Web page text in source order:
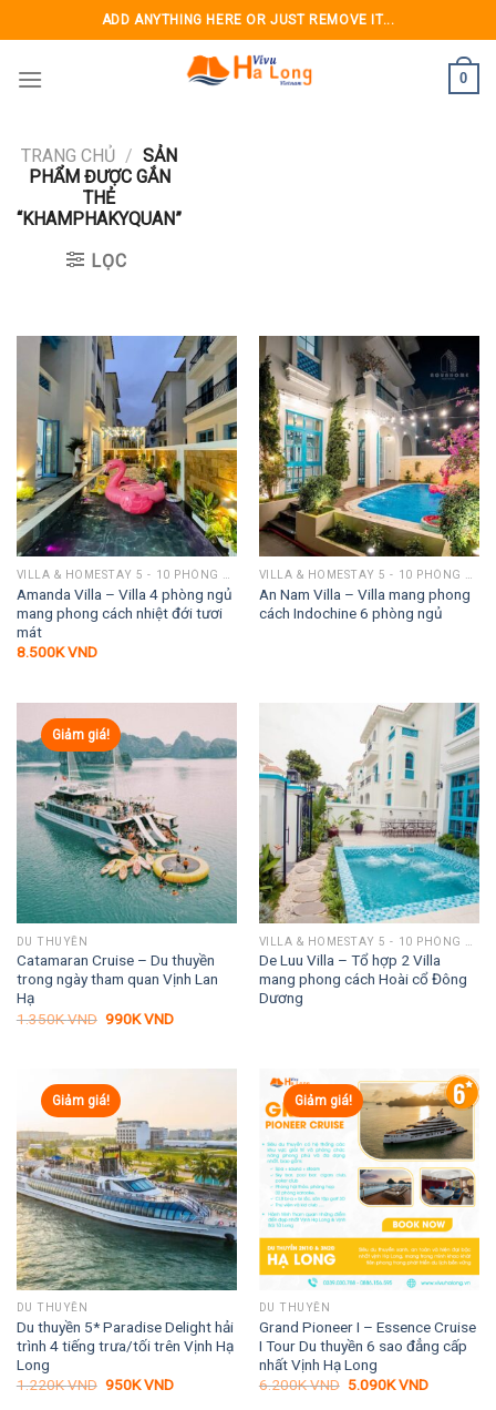
to
content
ADD ANYTHING HERE OR JUST REMOVE IT...
0
TRANG CHỦ / SẢN
PHẨM ĐƯỢC GẮN
THẺ
“KHAMPHAKYQUAN”
LỌC
Amanda Villa – Villa 4 phòng ngủ
mang phong cách nhiệt đới tươi
mát
8.500KVND
An Nam Villa – Villa mang phong
cách Indochine 6 phòng ngủ
Giảm giá!
DU THUYỀN
Catamaran Cruise – Du thuyền
trong ngày tham quan Vịnh Lan
Hạ
1.350KVND Giá
990KVNDGiá
De Luu Villa – Tổ hợp 2 Villa
mang phong cách Hoài cổ Đông
Dương
Giảm giá!
DU THUYỀN
Du thuyền 5* Paradise Delight hải
trình 4 tiếng trưa/tối trên Vịnh Hạ
Long
1.220KVND Giá
950KVNDGiá
Giảm giá!
DU THUYỀN
Grand Pioneer I – Essence Cruise
I Tour Du thuyền 6 sao đẳng cấp
nhất Vịnh Hạ Long
6.200KVND Giá
5.090KVNDGiá